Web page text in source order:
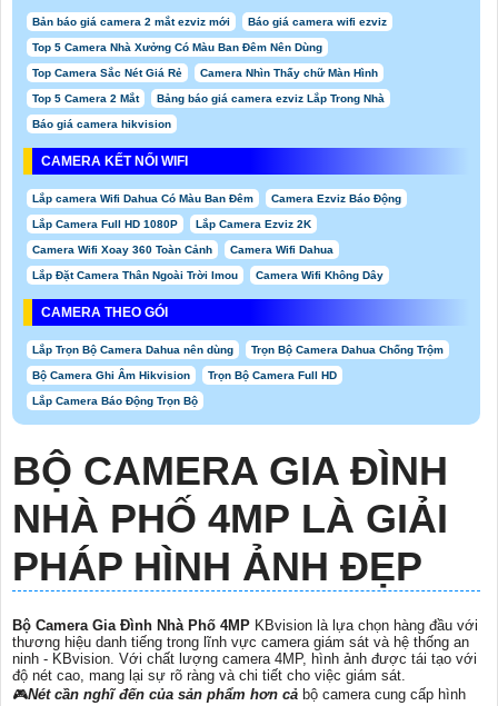
Bản báo giá camera 2 mắt ezviz mới Báo giá camera wifi ezviz
Top 5 Camera Nhà Xưởng Có Màu Ban Đêm Nên Dùng
Top Camera Sắc Nét Giá Rẻ Camera Nhìn Thấy chữ Màn Hình
Top 5 Camera 2 Mắt Bảng báo giá camera ezviz Lắp Trong Nhà
Báo giá camera hikvision
CAMERA KẾT NỐI WIFI
Lắp camera Wifi Dahua Có Màu Ban Đêm Camera Ezviz Báo Động
Lắp Camera Full HD 1080P Lắp Camera Ezviz 2K
Camera Wifi Xoay 360 Toàn Cảnh Camera Wifi Dahua
Lắp Đặt Camera Thân Ngoài Trời Imou Camera Wifi Không Dây
CAMERA THEO GÓI
Lắp Trọn Bộ Camera Dahua nên dùng Trọn Bộ Camera Dahua Chống Trộm
Bộ Camera Ghi Âm Hikvision Trọn Bộ Camera Full HD
Lắp Camera Báo Động Trọn Bộ
BỘ CAMERA GIA ĐÌNH
NHÀ PHỐ 4MP LÀ GIẢI
PHÁP HÌNH ẢNH ĐẸP
Bộ Camera Gia Đình Nhà Phố 4MP KBvision là lựa chọn hàng đầu với
thương hiệu danh tiếng trong lĩnh vực camera giám sát và hệ thống an
ninh - KBvision. Với chất lượng camera 4MP, hình ảnh được tái tạo với
độ nét cao, mang lại sự rõ ràng và chi tiết cho việc giám sát.
🎮Nét cần nghĩ đến của sản phẩm hơn cả bộ camera cung cấp hình